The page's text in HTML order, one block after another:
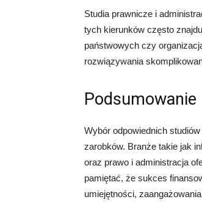
Studia prawnicze i
tych kierunków często
państwowych czy
rozwiązywania
Podsumowanie
Wybór odpowiednich
zarobków. Branże takie jak
oraz prawo i administracja
pamiętać, że sukces
umiejętności,